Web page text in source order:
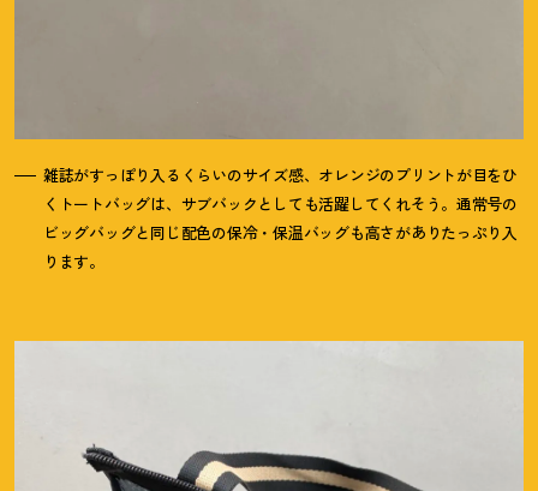
雑誌がすっぽり入るくらいのサイズ感、オレンジのプリントが目をひ
くトートバッグは、サブバックとしても活躍してくれそう。通常号の
ビッグバッグと同じ配色の保冷・保温バッグも高さがありたっぷり入
ります。